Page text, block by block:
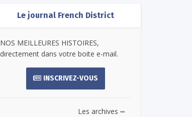
Le journal French District
NOS MEILLEURES HISTOIRES,
directement dans votre boite e-mail.
INSCRIVEZ-VOUS
Les archives ...